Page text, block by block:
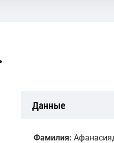
Данные
Фамилия: